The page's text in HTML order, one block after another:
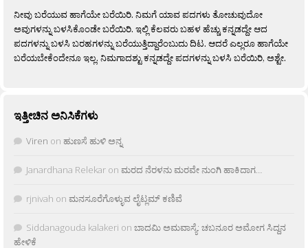
ನೀವು ಬರೆಯುವ ಹಾಗೆಯೇ ಬರೆಯಿರಿ. ನಿಮಗೆ ಯಾವ ಪದಗಳು ತೋಚುವುದೋ
ಅವುಗಳನ್ನು ಬಳಸಿಕೊಂಡೇ ಬರೆಯಿರಿ. ಇಲ್ಲಿ ಕೆಲವರು ಬಹಳ ಹೆಚ್ಚು ಕನ್ನಡದ್ದೇ ಆದ
ಪದಗಳನ್ನು ಬಳಸಿ ಬರಹಗಳನ್ನು ಬರೆಯುತ್ತಿದ್ದಾರೆಂಬುದು ದಿಟ. ಆದರೆ ಎಲ್ಲರೂ ಹಾಗೆಯೇ
ಬರೆಯಬೇಕೆಂದೇನೂ ಇಲ್ಲ. ನಿಮಗಾದಶ್ಟು ಕನ್ನಡದ್ದೇ ಪದಗಳನ್ನು ಬಳಸಿ ಬರೆಯಿರಿ, ಅಶ್ಟೇ.
ಇತ್ತೀಚಿನ ಅನಿಸಿಕೆಗಳು
Viren on ಹುಣಸೆ ಹುಳಿ ಅನ್ನ
Janardhana Relekar on ಮರದ ನೆರಳನು ಮರವೇ ನುಂಗಿ ಹಾಕಿದಾಗ…
rjnivah on ಮನಸೂರೆಗೊಳ್ಳುವ ಲೈಟ್ಲಮ್ ಕಣಿವೆ
Siddanagouda kalakeri on ಬಾದಮಿ ಅಮವಾಸ್ಯೆ: ಚಬನೂರ ಅಮೋಗ ಸಿದ್ದನ
ಹೇಳಿಕೆ